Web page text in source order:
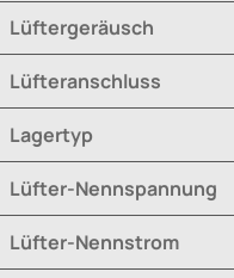
Lüftergeräusch
Lüfteranschluss
Lagertyp
Lüfter-Nennspannung
Lüfter-Nennstrom